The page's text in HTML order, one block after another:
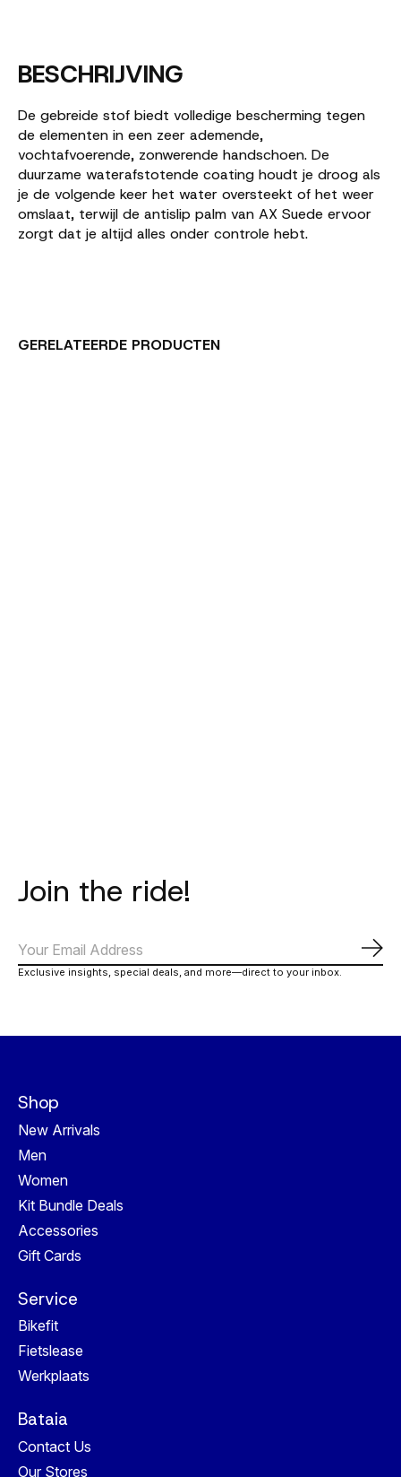
BESCHRIJVING
De gebreide stof biedt volledige bescherming tegen
de elementen in een zeer ademende,
vochtafvoerende, zonwerende handschoen. De
duurzame waterafstotende coating houdt je droog als
je de volgende keer het water oversteekt of het weer
omslaat, terwijl de antislip palm van AX Suede ervoor
zorgt dat je altijd alles onder controle hebt.
GERELATEERDE PRODUCTEN
Join the ride!
Exclusive insights, special deals, and more—direct to your inbox.
Shop
New Arrivals
Men
Women
Kit Bundle Deals
Accessories
Gift Cards
Service
Bikefit
Fietslease
Werkplaats
Bataia
Contact Us
Our Stores